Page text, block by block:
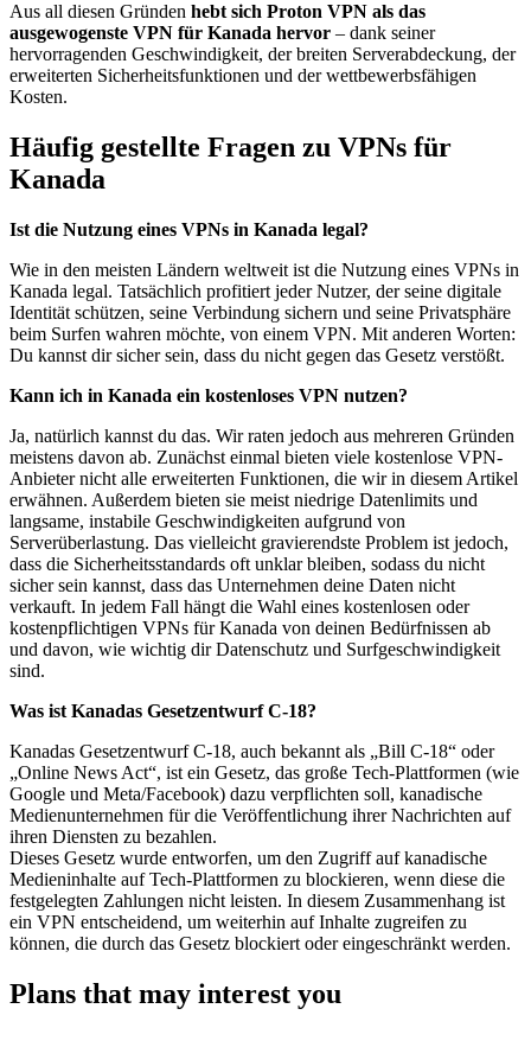
Aus all diesen Gründen hebt sich Proton VPN als das
ausgewogenste VPN für Kanada hervor – dank seiner
hervorragenden Geschwindigkeit, der breiten Serverabdeckung, der
erweiterten Sicherheitsfunktionen und der wettbewerbsfähigen
Kosten.
Häufig gestellte Fragen zu VPNs für
Kanada
Ist die Nutzung eines VPNs in Kanada legal?
Wie in den meisten Ländern weltweit ist die Nutzung eines VPNs in
Kanada legal. Tatsächlich profitiert jeder Nutzer, der seine digitale
Identität schützen, seine Verbindung sichern und seine Privatsphäre
beim Surfen wahren möchte, von einem VPN. Mit anderen Worten:
Du kannst dir sicher sein, dass du nicht gegen das Gesetz verstößt.
Kann ich in Kanada ein kostenloses VPN nutzen?
Ja, natürlich kannst du das. Wir raten jedoch aus mehreren Gründen
meistens davon ab. Zunächst einmal bieten viele kostenlose VPN-
Anbieter nicht alle erweiterten Funktionen, die wir in diesem Artikel
erwähnen. Außerdem bieten sie meist niedrige Datenlimits und
langsame, instabile Geschwindigkeiten aufgrund von
Serverüberlastung. Das vielleicht gravierendste Problem ist jedoch,
dass die Sicherheitsstandards oft unklar bleiben, sodass du nicht
sicher sein kannst, dass das Unternehmen deine Daten nicht
verkauft. In jedem Fall hängt die Wahl eines kostenlosen oder
kostenpflichtigen VPNs für Kanada von deinen Bedürfnissen ab
und davon, wie wichtig dir Datenschutz und Surfgeschwindigkeit
sind.
Was ist Kanadas Gesetzentwurf C-18?
Kanadas Gesetzentwurf C-18, auch bekannt als „Bill C-18“ oder
„Online News Act“, ist ein Gesetz, das große Tech-Plattformen (wie
Google und Meta/Facebook) dazu verpflichten soll, kanadische
Medienunternehmen für die Veröffentlichung ihrer Nachrichten auf
ihren Diensten zu bezahlen.
Dieses Gesetz wurde entworfen, um den Zugriff auf kanadische
Medieninhalte auf Tech-Plattformen zu blockieren, wenn diese die
festgelegten Zahlungen nicht leisten. In diesem Zusammenhang ist
ein VPN entscheidend, um weiterhin auf Inhalte zugreifen zu
können, die durch das Gesetz blockiert oder eingeschränkt werden.
Plans that may interest you